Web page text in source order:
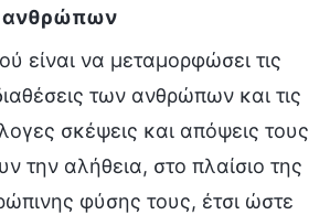
ανθρώπων
είναι να μεταμορφώσει τις
των ανθρώπων και τις
σκέψεις και απόψεις τους
την αλήθεια, στο πλαίσιο της
φύσης τους, έτσι ώστε